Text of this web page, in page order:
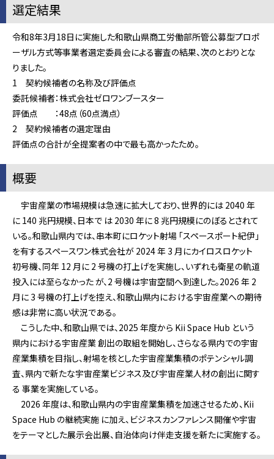
選定結果
令和8年3月18日に実施した和歌山県商工労働部所管公募型プロポ
ーザル方式等事業者選定委員会による審査の結果、次のとおりとな
りました。
1 契約候補者の名称及び評価点
委託候補者：株式会社ゼロワンブースター
評価点 ：48点（60点満点）
2 契約候補者の選定理由
評価点の合計が全提案者の中で最も高かったため。
概要
宇宙産業の市場規模は急速に拡大しており、世界的には 2040 年
に 140 兆円規模、日本で は 2030 年に 8 兆円規模にのぼるとされて
いる。和歌山県内では、串本町にロケット射場 「スペースポート紀伊」
を有するスペースワン株式会社が 2024 年 3 月にカイロスロケット
初号機、同年 12 月に 2 号機の打上げを実施し、いずれも衛星の軌道
投入には至らなかった が、2 号機は宇宙空間へ到達した。2026 年 2
月に 3 号機の打上げを控え、和歌山県内にお ける宇宙産業への期待
感は非常に高い状況である。
こうした中、和歌山県では、2025 年度から Kii Space Hub という
県内における宇宙産業 創出の取組を開始し、さらなる県内での宇宙
産業集積を目指し、射場を核とした宇宙産業集積のポテンシャル調
査、県内で新たな宇宙産業ビジネス及び宇宙産業人材の創出に関す
る 事業を実施している。
2026 年度は、和歌山県内の宇宙産業集積を加速させるため、Kii
Space Hub の継続実施 に加え、ビジネスカンファレンス開催や宇宙
をテーマとした展示会出展、自治体向け伴走支援を新たに実施する。